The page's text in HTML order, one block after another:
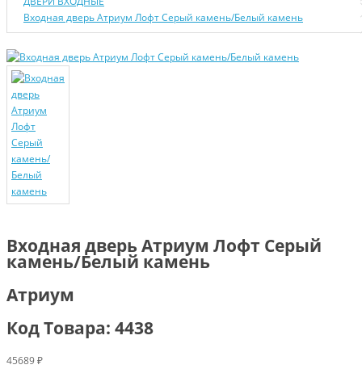
Входная дверь Атриум Лофт Серый камень/Белый камень
Входная дверь Атриум Лофт Серый
камень/Белый камень
Атриум
Код Товара: 4438
45689 ₽